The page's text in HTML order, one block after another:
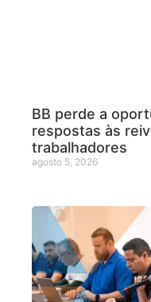
BB perde a
respostas às
trabalhadores
agosto 5, 2026